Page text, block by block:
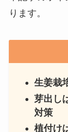
ります。
生姜栽
芽出し
対策
植付け